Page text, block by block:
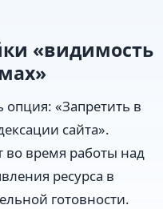
«видимость
опция: «Запретить в
сайта».
время работы над
ресурса в
готовности.